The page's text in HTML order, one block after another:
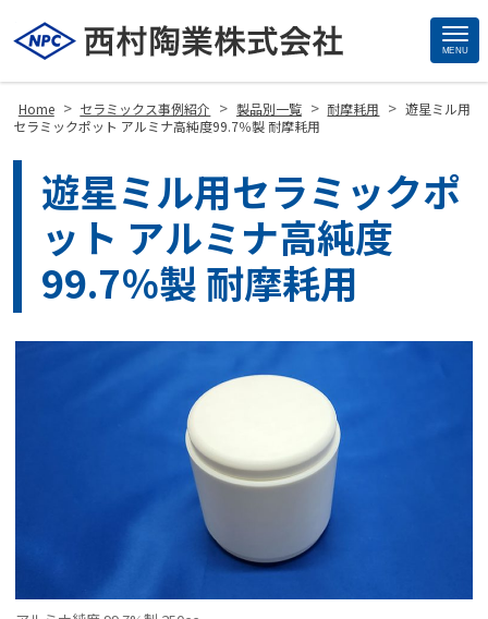
MENU
Home > セラミックス事例紹介 > 製品別一覧 > 耐摩耗用 > 遊星ミル用
セラミックポット アルミナ高純度99.7％製 耐摩耗用
遊星ミル用セラミックポ
ット アルミナ高純度
99.7％製 耐摩耗用
Site
Footer